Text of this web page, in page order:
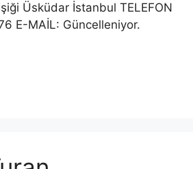
Üsküdar İstanbul TELEFON
E-MAİL: Güncelleniyor.